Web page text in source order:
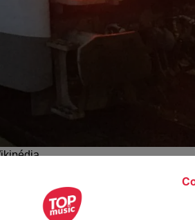
trois week-ends, 80 000 billets